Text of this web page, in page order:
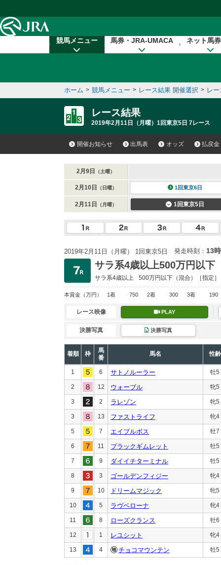
競馬メニュー 馬券・JRA-UMACA ネット馬
ホーム > 競馬メニュー > レース結果 開催選択 > レ
レース結果
2019年2月11日（月曜）1回東京5日 7レース
開催お知らせ 出馬表 オッズ 払戻金
2月9日 （土曜）
2月10日 （日曜） 1回東京6日
2月11日 （月曜） 1回東京5日
2019年2月11日（月曜） 1回東京5日 発走時刻： 13
サラ系4歳以上500万円以下
サラ系4歳以上 500万円以下 （混合）［指定］
本賞金 （万円） 1着 750 2着 300 3着 190
レース映像 PLAY
決勝写真 決勝写真
着順 枠
馬
番
馬名 性齢
1 6 サトノルーラー 牡5
2 12 ウォーブル 牝5
3 2 ラレゾン 牝5
3 13 ファストライフ 牝4
5 7 エイブルボス 牡7
6 11 ブラックギムレット 牡5
7 9 ダイイチターミナル 牡5
8 3 ゴールデンフィジー 牝4
9 10 ドリームマジック 牝5
10 5 ラヴベローナ 牝4
11 8 ローズクランス 牡6
12 1 レユシット 牝4
13 4 チョコマウンテン 牡5